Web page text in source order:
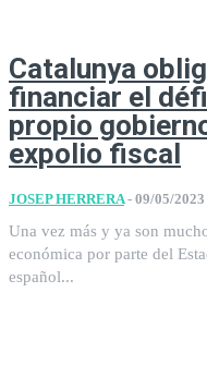
Catalunya
financiar el
propio
expolio fiscal
JOSEP HERRERA - 09/05/2023
Una vez más y ya son
económica por parte del
español...